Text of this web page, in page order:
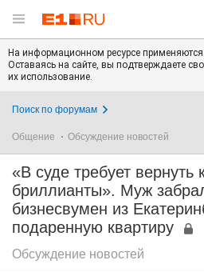
На информационном ресурсе
Оставаясь на сайте, вы подтверждаете
их использование.
Поиск по форумам
Общение Обсуждение новостей
«В суде требует вернуть
бриллианты». Муж
бизнесвумен из
подаренную квартиру
Обсуждение новостей